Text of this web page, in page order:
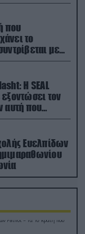
που
το
με
(βίντεο)
Η SEAL
τον
αυτή που
του F-15
Ευελπίδων